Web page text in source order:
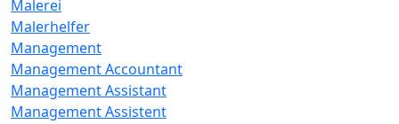
Malerei
Malerhelfer
Management
Management Accountant
Management Assistant
Management Assistent